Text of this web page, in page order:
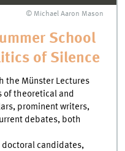
© Michael Aaron Mason
School
of Silence
the Münster Lectures
of theoretical and
prominent writers,
debates, both
doctoral candidates,